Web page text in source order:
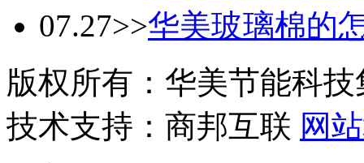
07.27>>华美玻璃棉的
版权所有：华美节能科
技术支持：商邦互联 网